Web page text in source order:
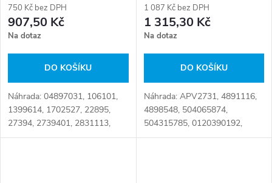
750 Kč bez DPH
907,50 Kč
Na dotaz
DO KOŠÍKU
Náhrada: 04897031, 106101,
1399614, 1702527, 22895,
27394, 2739401, 2831113,
4897031, 504065878,
1 087 Kč bez DPH
1 315,30 Kč
Na dotaz
DO KOŠÍKU
Náhrada: APV2731, 4891116,
4898548, 504065874,
504315785, 0120390192,
06KD494A Číslo karty: 080949